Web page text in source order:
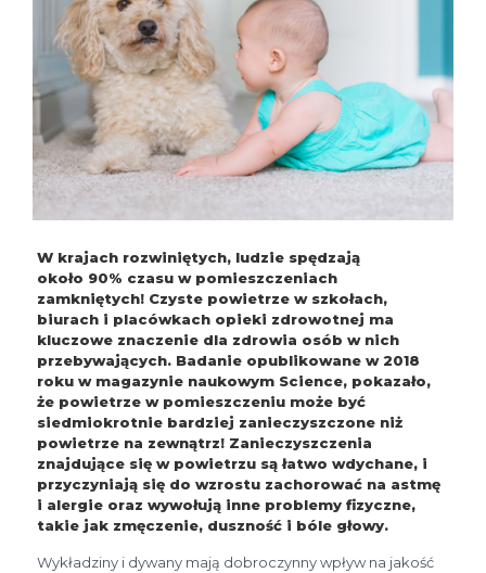
W krajach rozwiniętych, ludzie spędzają
około 90% czasu w pomieszczeniach
zamkniętych! Czyste powietrze w szkołach,
biurach i placówkach opieki zdrowotnej ma
kluczowe znaczenie dla zdrowia osób w nich
przebywających. Badanie opublikowane w 2018
roku w magazynie naukowym Science, pokazało,
że powietrze w pomieszczeniu może być
siedmiokrotnie bardziej zanieczyszczone niż
powietrze na zewnątrz! Zanieczyszczenia
znajdujące się w powietrzu są łatwo wdychane, i
przyczyniają się do wzrostu zachorować na astmę
i alergie oraz wywołują inne problemy fizyczne,
takie jak zmęczenie, duszność i bóle głowy.
Wykładziny i dywany mają dobroczynny wpływ na jakość